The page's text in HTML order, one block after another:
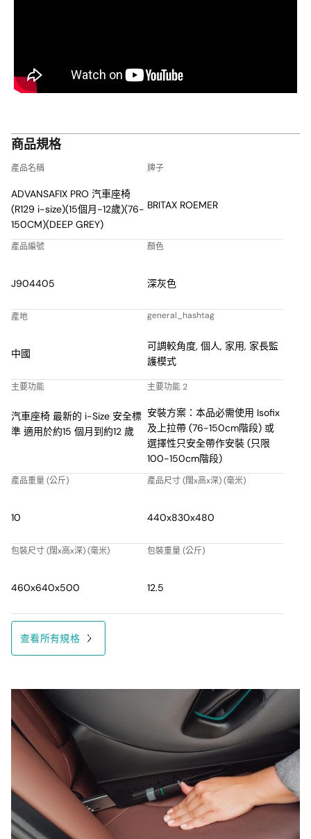
產品特點
車， ADVANSAFIX PRO都配有可拆卸、可機洗的座椅套，無需拆下
舒適填充的可拆式墊襯確保為您的小寶貝提供完美貼合和必要支
撐。特別是在早期，柔軟的襯墊確保在寬敞的座椅中提供終極舒
適，該座椅將隨著您的孩子長大直到 12 歲。
*僅適用於 STYLE & LUX 款式
感謝ISOFIX連接器，安裝ADVANSAFIX PRO變得輕而易舉，這些連
接器可以獨立操作，因此可以快速且安全地連接，而不會損壞您車
輛的座椅。現在您已準備好開始新的一天。
如果發生碰撞，為您寶貝提供更大的穩定性和安全性。堅固的頂部
繫帶在事故期間減少汽車座椅的搖晃運動，降低您的孩子頭部和頸
（最高105厘米），保護您的孩子免受嚴重傷害。在發生碰撞事件
時，安全帶將衝擊力均勻分佈在所有5個點上 – 肩部，臀部和兩腿
之間 – 再擴散至座椅的保護殼。
ADVANSAFIX PRO的柔軟性能胸部保護墊在碰撞中減少了您孩子的
在側面碰撞事件中保護您的小寶貝，擁有卓越的側面碰撞保護。側
SICT 調整到最靠近門的汽車座椅側面，您就知道您正在給予您的孩
Britax Römer 內部測試和模擬
柔軟、舒適具保護性的頭枕
同時隨著他們的成長給予空間。快速且容易調整頭枕和安全帶，讓
您的孩子無論身高如何都感到完全舒適。此外，頭枕可以平滑調
整，以確保從幼兒時期到冒險年齡的理想姿勢。
保護他們的頸部和胸部
無論您駕駛多麼小心，都需要保護您的幼兒免受其他道路使用者的
傷害。使用具有吸震泡沫 XP-Pad 的汽車座椅，保護您的小寶貝在
正面碰撞中寶貴的頸部。在事故中，它可將前向頭部突然運動減少
高達 30％*，防止您的孩子下巴碰撞胸部。XP-Pad 甚至使每次旅
程更加舒適 – 它添加了一個舒適的襯墊邊緣，這樣安全帶就不會切
商品規格
產品名稱
ADVANSAFIX PRO 汽車座椅
(R129 i-size)(15個月-12歲)(76-
150CM)(DEEP GREY)
牌子
BRITAX ROEMER
產品編號
J904405
顏色
深灰色
產地
中國
general_hashtag
可調較角度, 個人, 家用, 家長監
護模式
主要功能
汽車座椅 最新的 i-Size 安全標
準 適用於約15 個月到約12 歲
主要功能 2
安裝方案：本品必需使用 Isofix
及上拉帶 (76-150cm階段) 或
選擇性只安全帶作安裝 (只限
100-150cm階段)
產品重量 (公斤)
10
產品尺寸 (闊x高x深) (毫米)
440x830x480
包裝尺寸 (闊x高x深) (毫米)
460x640x500
包裝重量 (公斤)
12.5
查看所有規格